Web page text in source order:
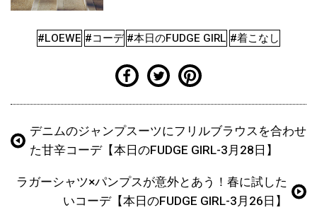
#LOEWE #コーデ #本日のFUDGE GIRL #着こなし
デニムのジャンプスーツにフリルブラウスを合わせ
た甘辛コーデ【本日のFUDGE GIRL-3月28日】
ラガーシャツ×パンプスが意外とあう！春に試した
いコーデ【本日のFUDGE GIRL-3月26日】